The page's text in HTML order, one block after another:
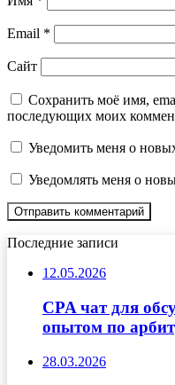
Email *
Сайт
Сохранить моё имя,
последующих моих
Уведомить меня о
Уведомлять меня о
Последние записи
12.05.2026
CPA чат для
опытом по
28.03.2026